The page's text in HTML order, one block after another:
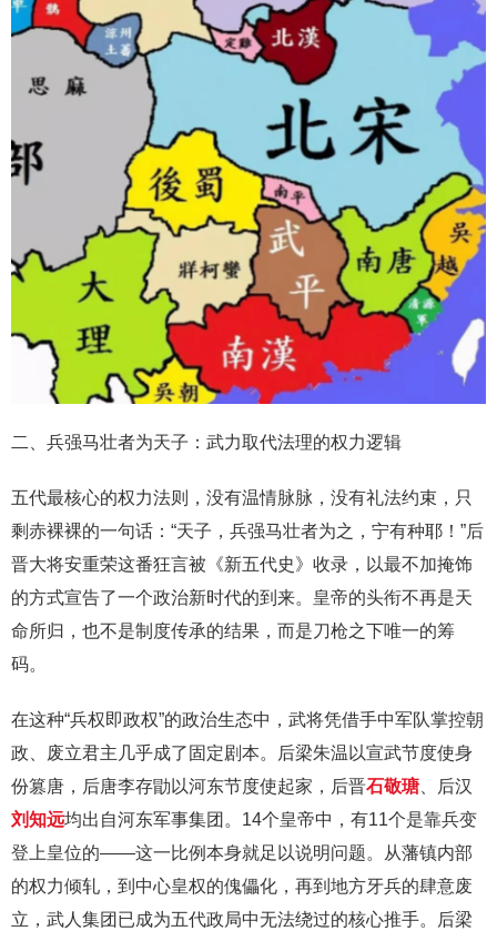
二、兵强马壮者为天子：武力取代法理的权力逻辑
五代最核心的权力法则，没有温情脉脉，没有礼法约束，只
剩赤裸裸的一句话：“天子，兵强马壮者为之，宁有种耶！”后
晋大将安重荣这番狂言被《新五代史》收录，以最不加掩饰
的方式宣告了一个政治新时代的到来。皇帝的头衔不再是天
命所归，也不是制度传承的结果，而是刀枪之下唯一的筹
码。
在这种“兵权即政权”的政治生态中，武将凭借手中军队掌控朝
政、废立君主几乎成了固定剧本。后梁朱温以宣武节度使身
份篡唐，后唐李存勖以河东节度使起家，后晋石敬瑭、后汉
刘知远均出自河东军事集团。14个皇帝中，有11个是靠兵变
登上皇位的——这一比例本身就足以说明问题。从藩镇内部
的权力倾轧，到中心皇权的傀儡化，再到地方牙兵的肆意废
立，武人集团已成为五代政局中无法绕过的核心推手。后梁